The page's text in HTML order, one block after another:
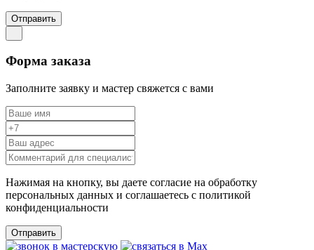
Отправить
Форма заказа
Заполните заявку и мастер свяжется с вами
Нажимая на кнопку, вы даете согласие на обработку
персональных данных и соглашаетесь c политикой
конфиденциальности
Отправить